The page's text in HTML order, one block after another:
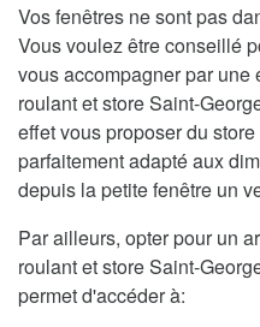
Vos fenêtres ne sont pas
Vous voulez être conseillé
vous accompagner par
roulant et store Saint-
effet vous proposer du
parfaitement adapté aux
depuis la petite fenêtre un
Par ailleurs, opter pour un
roulant et store Saint-
permet d'accéder à: